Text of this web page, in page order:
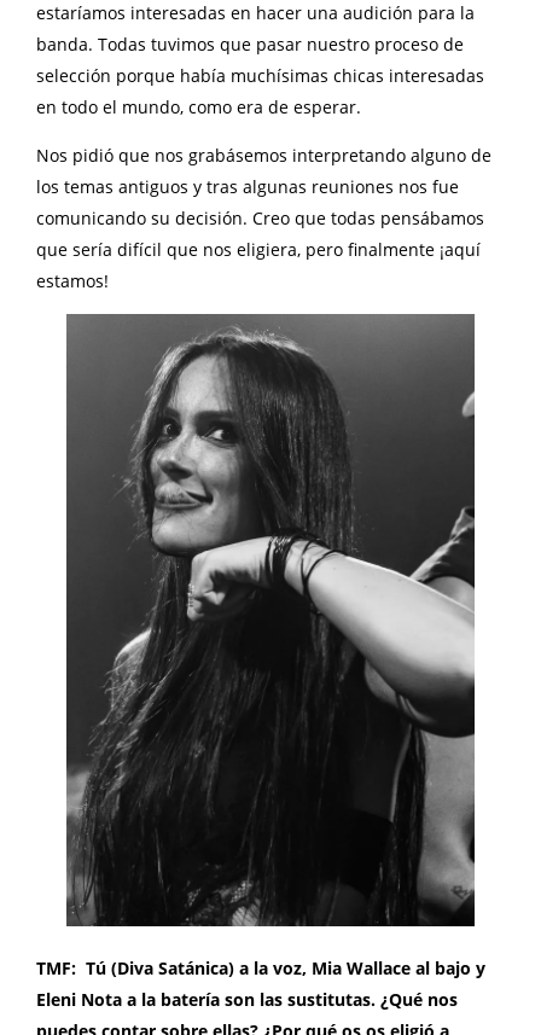
estaríamos interesadas en hacer una audición para la
banda. Todas tuvimos que pasar nuestro proceso de
selección porque había muchísimas chicas interesadas
en todo el mundo, como era de esperar.
Nos pidió que nos grabásemos interpretando alguno de
los temas antiguos y tras algunas reuniones nos fue
comunicando su decisión. Creo que todas pensábamos
que sería difícil que nos eligiera, pero finalmente ¡aquí
estamos!
TMF: Tú (Diva Satánica) a la voz, Mia Wallace al bajo y
Eleni Nota a la batería son las sustitutas. ¿Qué nos